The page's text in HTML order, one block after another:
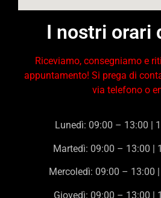
I nostri orari
Riceviamo, consegniamo e
appuntamento! Si prega di
via telefono o
Lunedì: 09:00 – 13:00 |
Martedì: 09:00 – 13:00 |
Mercoledì: 09:00 – 13:00
Giovedì: 09:00 – 13:00 |